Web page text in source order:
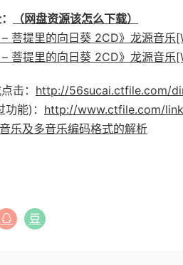
（网盘资源该怎么下载）
菩提里的向日葵 2CD》龙源音乐
菩提里的向日葵 2CD》龙源音乐
击： http://56sucai.ctfile.com/
能)： http://www.ctfile.com/
乐及多音乐编码格式的解析